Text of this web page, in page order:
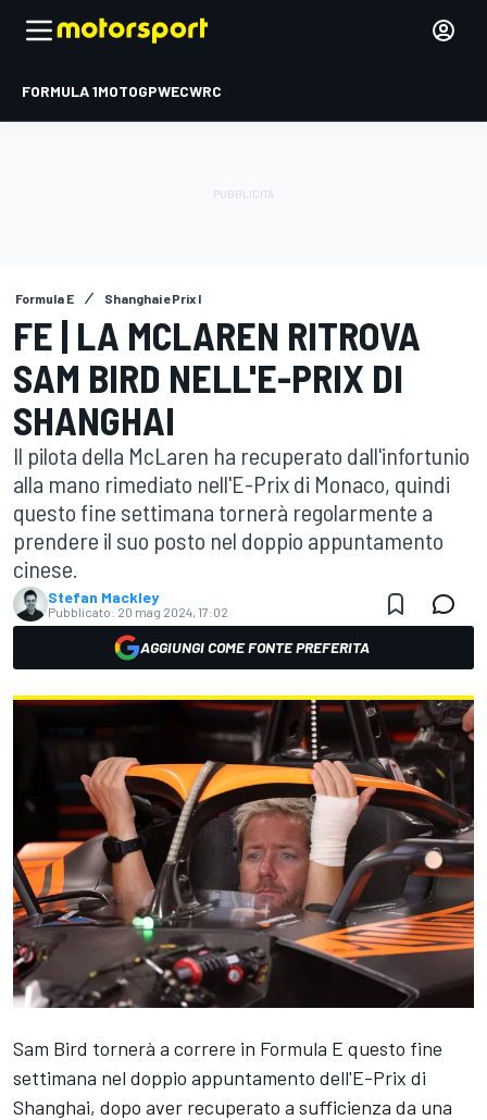
FORMULA 1MOTOGPWECWRC
Formula E Shanghai ePrix I
FE | LA MCLAREN RITROVA
SAM BIRD NELL'E-PRIX DI
SHANGHAI
Il pilota della McLaren ha recuperato dall'infortunio
alla mano rimediato nell'E-Prix di Monaco, quindi
questo fine settimana tornerà regolarmente a
prendere il suo posto nel doppio appuntamento
cinese.
Stefan Mackley
Pubblicato: 20 mag 2024, 17:02
AGGIUNGI COME FONTE PREFERITA
Sam Bird tornerà a correre in Formula E questo fine
settimana nel doppio appuntamento dell'E-Prix di
Shanghai, dopo aver recuperato a sufficienza da una